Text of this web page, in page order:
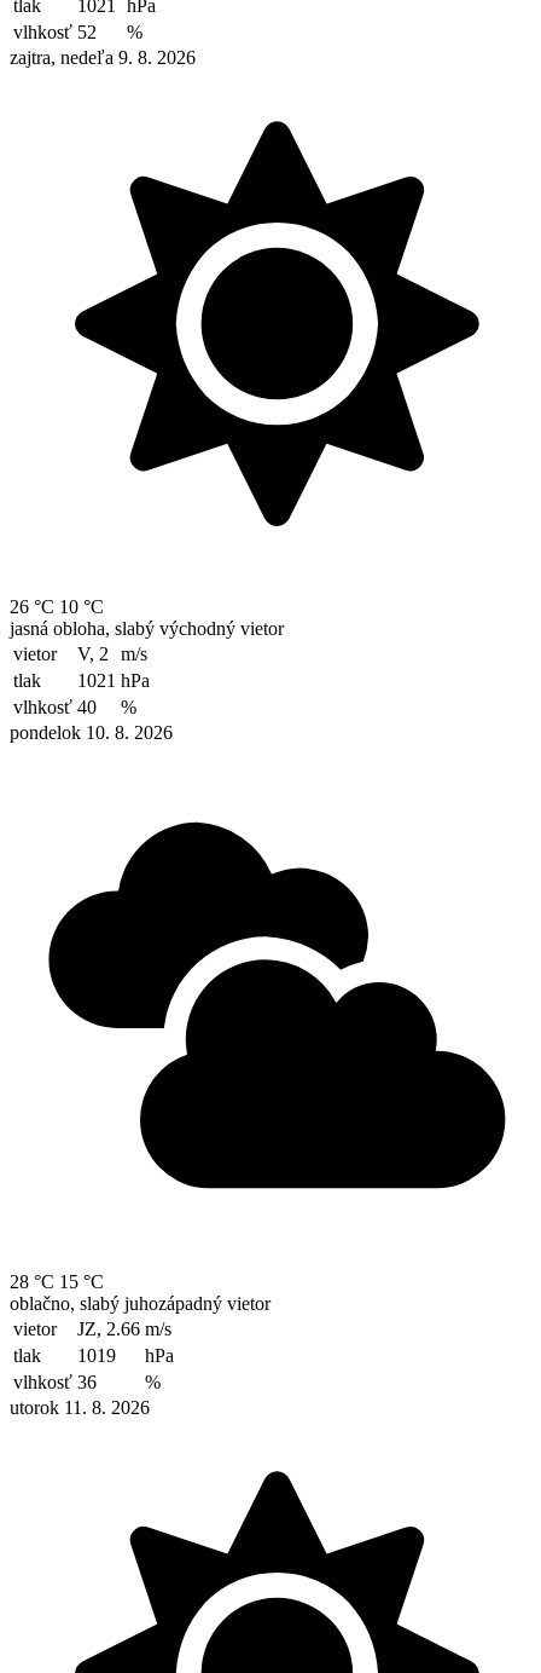
tlak 1021
hPa
vlhkosť 52
%
zajtra, nedeľa 9. 8. 2026
26 °C 10 °C
jasná obloha, slabý východný vietor
vietor
V, 2
m/s
tlak
1021 hPa
vlhkosť 40
%
pondelok 10. 8. 2026
28 °C 15 °C
oblačno, slabý juhozápadný vietor
vietor
JZ, 2.66 m/s
tlak
1019
hPa
vlhkosť 36
%
utorok 11. 8. 2026